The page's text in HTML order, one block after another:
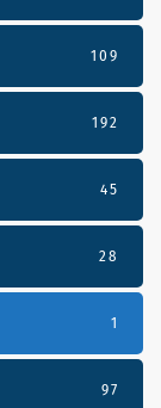
109
192
45
28
1
97